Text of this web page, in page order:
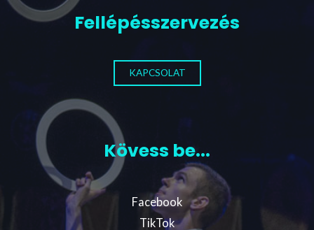
Fellépésszervezés
KAPCSOLAT
Kövess be...
Facebook
TikTok